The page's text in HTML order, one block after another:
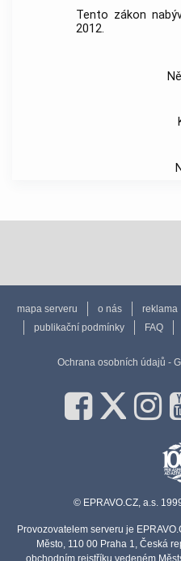
Tento zákon
2012.
mapa serveru o nás reklama
publikační podmínky
FAQ
Ochrana osobních údajů -
© EPRAVO.CZ, a.s.
Provozovatelem serveru je
Město, 110 00 Praha 1, Česká
obchodním rejstříku vedeném